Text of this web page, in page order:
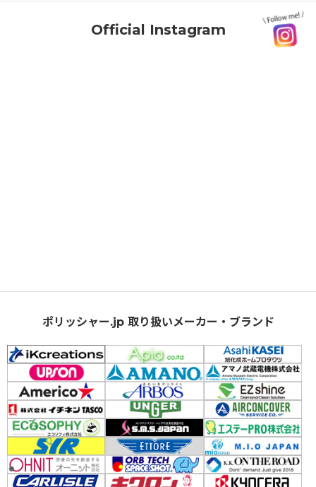
Official Instagram
ポリッシャー.jp 取り扱いメーカー・ブランド